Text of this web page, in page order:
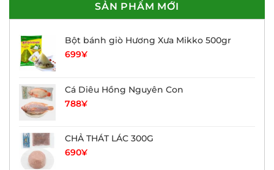
SẢN PHẨM MỚI
Bột bánh giò Hương Xưa Mikko 500gr
699¥
Cá Diêu Hồng Nguyên Con
788¥
CHẢ THÁT LÁC 300G
690¥